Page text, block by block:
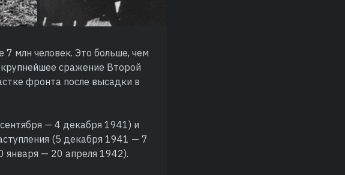
млн человек. Это больше, чем
сражение Второй
фронта после высадки в
— 4 декабря 1941) и
(5 декабря 1941 — 7
января — 20 апреля 1942).